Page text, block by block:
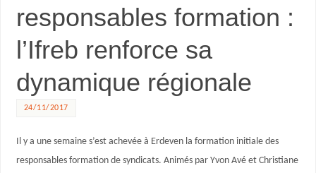
responsables formation :
l’Ifreb renforce sa
dynamique régionale
24/11/2017
Il y a une semaine s’est achevée à Erdeven la formation initiale des
responsables formation de syndicats. Animés par Yvon Avé et Christiane